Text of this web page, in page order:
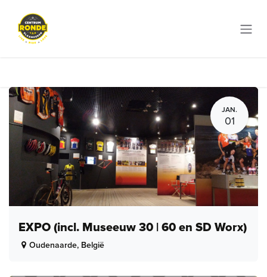
JAN.
01
EXPO (incl. Museeuw 30 | 60 en SD Worx)
Oudenaarde, België